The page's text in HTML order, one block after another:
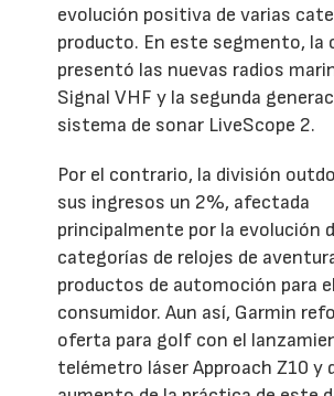
evolución positiva de varias
producto. En este segmento, la
presentó las nuevas radios
Signal VHF y la segunda
sistema de sonar LiveScope 2.
Por el contrario, la división
sus ingresos un 2%, afectada
principalmente por la evolución
categorías de relojes de
productos de automoción para el
consumidor. Aun así, Garmin
oferta para golf con el
telémetro láser Approach Z10 y